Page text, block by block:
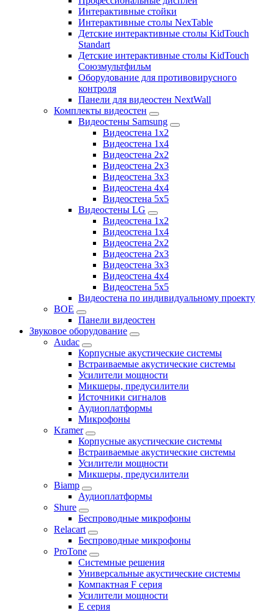
Интерактивные стойки
Интерактивные столы NexTable
Детские интерактивные столы KidTouch
Standart
Детские интерактивные столы KidTouch
Союзмультфильм
Оборудование для противовирусного
контроля
Панели для видеостен NextWall
Комплекты видеостен
Видеостены Samsung
Видеостена 1x2
Видеостена 1x4
Видеостена 2x2
Видеостена 2х3
Видеостена 3x3
Видеостена 4x4
Видеостена 5x5
Видеостены LG
Видеостена 1x2
Видеостена 1x4
Видеостена 2x2
Видеостена 2x3
Видеостена 3x3
Видеостена 4x4
Видеостена 5x5
Видеостена по индивидуальному проекту
BOE
Панели видеостен
Звуковое оборудование
Audac
Корпусные акустические системы
Встраиваемые акустические системы
Усилители мощности
Микшеры, предусилители
Источники сигналов
Аудиоплатформы
Микрофоны
Kramer
Корпусные акустические системы
Встраиваемые акустические системы
Усилители мощности
Микшеры, предусилители
Biamp
Аудиоплатформы
Shure
Беспроводные микрофоны
Relacart
Беспроводные микрофоны
ProTone
Системные решения
Универсальные акустические системы
Компактная F серия
Усилители мощности
E серия